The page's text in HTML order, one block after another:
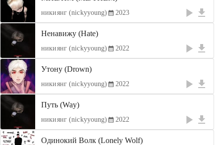
никиянг (nickyyoung) 2023
Ненавижу (Hate)
никиянг (nickyyoung) 2022
Утону (Drown)
никиянг (nickyyoung) 2022
Путь (Way)
никиянг (nickyyoung) 2022
Одинокий Волк (Lonely Wolf)